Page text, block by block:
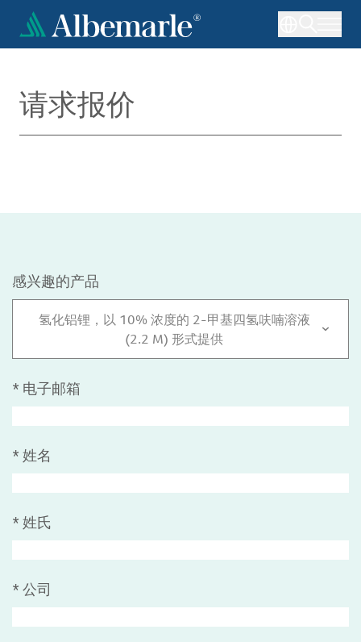
到
请求报价
感兴趣的产品
氢化铝锂，以 10% 浓度的 2-甲基四氢呋喃溶液
(2.2 M) 形式提供
* 电子邮箱
* 姓名
* 姓氏
* 公司